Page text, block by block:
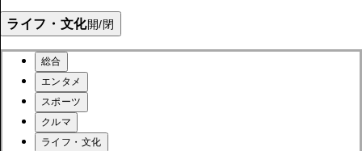
ライフ・文化開/閉
総合
エンタメ
スポーツ
クルマ
ライフ・文化